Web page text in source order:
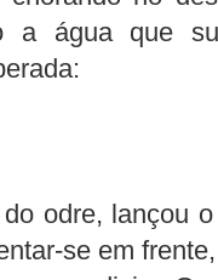
a água que
odre, lançou
se em